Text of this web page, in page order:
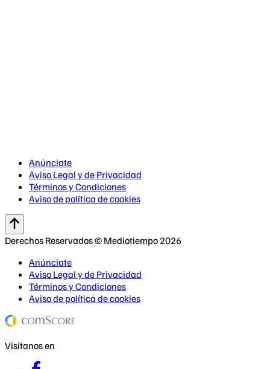
Anúnciate
Aviso Legal y de Privacidad
Términos y Condiciones
Aviso de política de cookies
Derechos Reservados © Mediotiempo 2026
Anúnciate
Aviso Legal y de Privacidad
Términos y Condiciones
Aviso de política de cookies
Visítanos en